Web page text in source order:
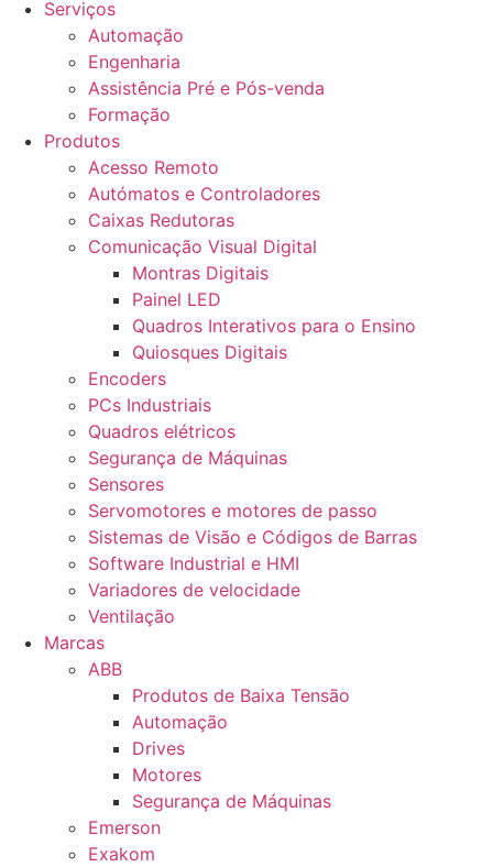
Serviços
Automação
Engenharia
Assistência Pré e Pós-venda
Formação
Produtos
Acesso Remoto
Autómatos e Controladores
Caixas Redutoras
Comunicação Visual Digital
Montras Digitais
Painel LED
Quadros Interativos para o Ensino
Quiosques Digitais
Encoders
PCs Industriais
Quadros elétricos
Segurança de Máquinas
Sensores
Servomotores e motores de passo
Sistemas de Visão e Códigos de Barras
Software Industrial e HMI
Variadores de velocidade
Ventilação
Marcas
ABB
Produtos de Baixa Tensão
Automação
Drives
Motores
Segurança de Máquinas
Emerson
Exakom